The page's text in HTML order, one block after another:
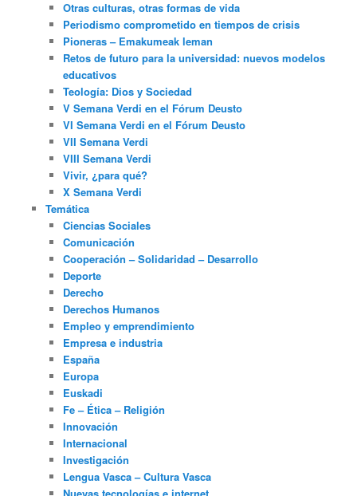
Otras culturas, otras formas de vida
Periodismo comprometido en tiempos de crisis
Pioneras – Emakumeak leman
Retos de futuro para la universidad: nuevos modelos
educativos
Teología: Dios y Sociedad
V Semana Verdi en el Fórum Deusto
VI Semana Verdi en el Fórum Deusto
VII Semana Verdi
VIII Semana Verdi
Vivir, ¿para qué?
X Semana Verdi
Temática
Ciencias Sociales
Comunicación
Cooperación – Solidaridad – Desarrollo
Deporte
Derecho
Derechos Humanos
Empleo y emprendimiento
Empresa e industria
España
Europa
Euskadi
Fe – Ética – Religión
Innovación
Internacional
Investigación
Lengua Vasca – Cultura Vasca